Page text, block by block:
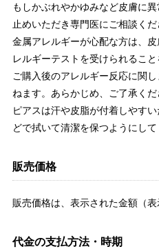
もしかぶれやかゆみなど皮膚に
止めいただき専門医にご相談くだ
金属アレルギーが心配な方は、
レルギーテストを受けられること
ご購入後のアレルギー反応に関
ねます。あらかじめ、ご了承くだ
ピアスは汗や皮脂が付着しやす
どで拭いて清潔を保つようにして
販売価格
販売価格は、表示された金額（
代金の支払方法・時期